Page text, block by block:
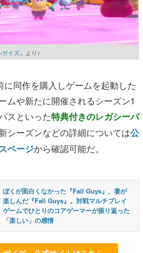
イズ』 より）
同作を購入しゲームを起動した
ムや新たに開催されるシーズン1
スといった特典付きのレガシーパ
シーズンなどの詳細については公
ページから確認可能だ。
ぼくが面白くなかった『Fall Guys』、妻が
楽しんだ『Fall Guys』。対戦マルチプレイ
ゲームでひとりのコアゲーマーが振り返った
「楽しい」の感情